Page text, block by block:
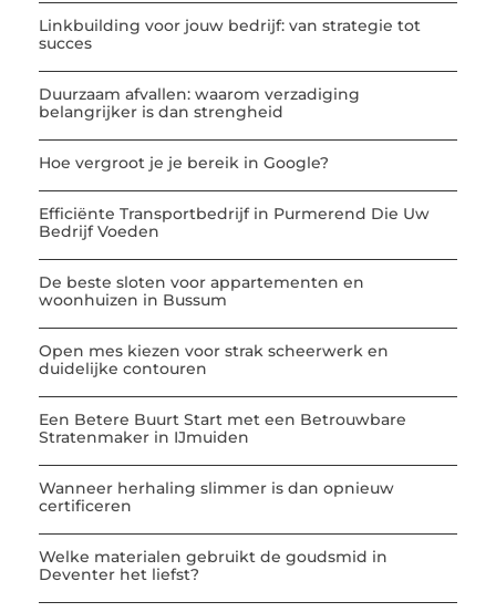
Linkbuilding voor jouw bedrijf: van strategie tot
succes
Duurzaam afvallen: waarom verzadiging
belangrijker is dan strengheid
Hoe vergroot je je bereik in Google?
Efficiënte Transportbedrijf in Purmerend Die Uw
Bedrijf Voeden
De beste sloten voor appartementen en
woonhuizen in Bussum
Open mes kiezen voor strak scheerwerk en
duidelijke contouren
Een Betere Buurt Start met een Betrouwbare
Stratenmaker in IJmuiden
Wanneer herhaling slimmer is dan opnieuw
certificeren
Welke materialen gebruikt de goudsmid in
Deventer het liefst?